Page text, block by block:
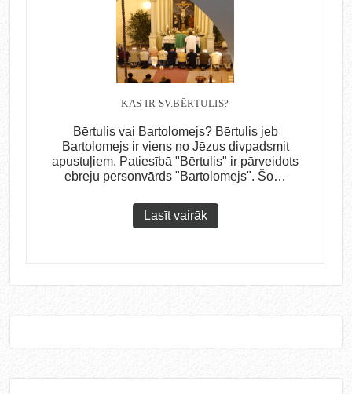
KAS IR SV.BĒRTULIS?
Bērtulis vai Bartolomejs? Bērtulis jeb
Bartolomejs ir viens no Jēzus divpadsmit
apustuļiem. Patiesībā "Bērtulis" ir pārveidots
ebreju personvārds "Bartolomejs". Šo…
Lasīt vairāk